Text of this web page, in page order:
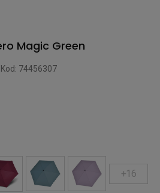
Magic Green
Kod: 74456307
+16